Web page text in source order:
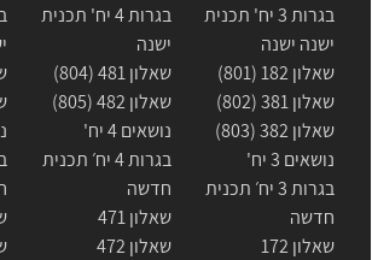
בגרות 3 יח' תכנית
ישנה ישנה
שאלון 182 (801)
שאלון 381 (802)
שאלון 382 (803)
נושאים 3 יח'
בגרות 3 יח׳ תכנית
חדשה
שאלון 172
בגרות 4 יח' תכנית
ישנה
שאלון 481 (804)
שאלון 482 (805)
נושאים 4 יח'
בגרות 4 יח׳ תכנית
חדשה
שאלון 471
שאלון 472